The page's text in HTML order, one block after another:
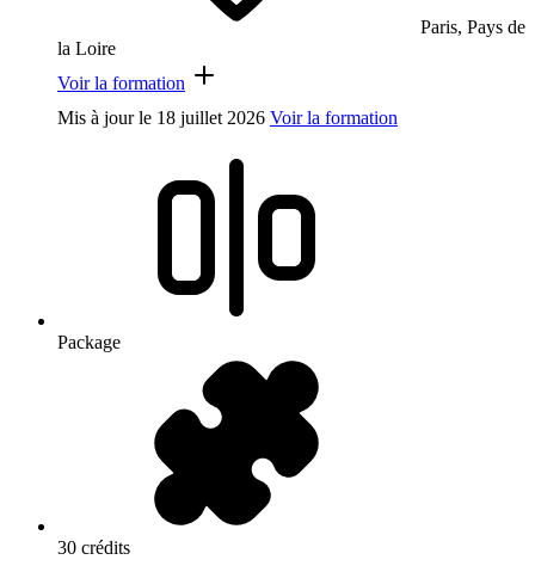
Paris, Pays de
la Loire
Voir la formation
Mis à jour le 18 juillet 2026 Voir la formation
Package
30 crédits